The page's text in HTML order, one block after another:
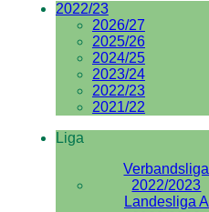
2022/23
2026/27
2025/26
2024/25
2023/24
2022/23
2021/22
Liga
Verbandsliga
2022/2023
Landesliga A